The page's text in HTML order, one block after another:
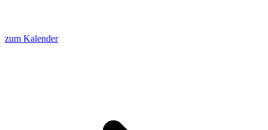
zum Kalender